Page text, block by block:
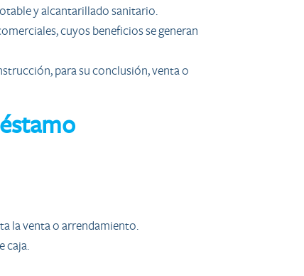
y alcantarillado sanitario.
cuyos beneficios se generan
para su conclusión, venta o
la venta o arrendamiento.
caja.